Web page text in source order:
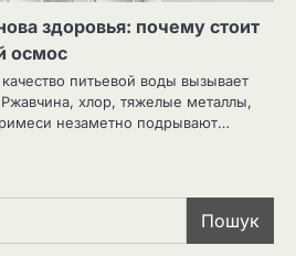
здоровья: почему стоит
осмос
питьевой воды вызывает
хлор, тяжелые металлы,
незаметно подрывают…
Пошук